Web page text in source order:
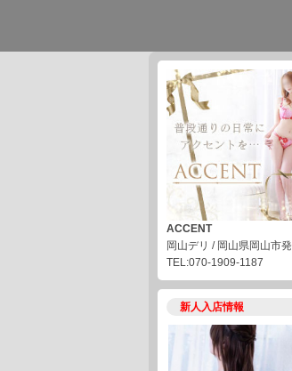
ACCENT
岡山デリ / 岡山県岡山市発
TEL:070-1909-1187
新人入店情報